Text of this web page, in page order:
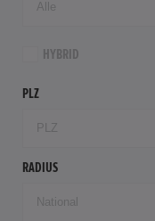
HYBRID
PLZ
RADIUS